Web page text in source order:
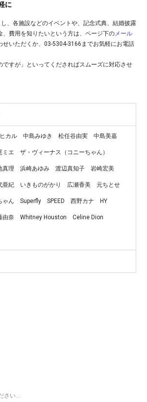
に
、各施設などのイベントや、記念式典、結婚披露
、費用を知りたいという方は、ページ下のメール
せいただくか、03-5304-3166までお気軽にお電話
ですが」といってくださればスムーズに対応させ
カル 中島みゆき 松任谷由実 中島美嘉
ミエ ザ・ヴィーナス（コニーちゃん）
真理 浜崎あゆみ 渡辺真知子 岩崎宏美
亜紀 いきものがかり 広瀬香美 元ちとせ
ゃん Superfly SPEED 西野カナ HY
由奈 Whitney Houston Celine Dion